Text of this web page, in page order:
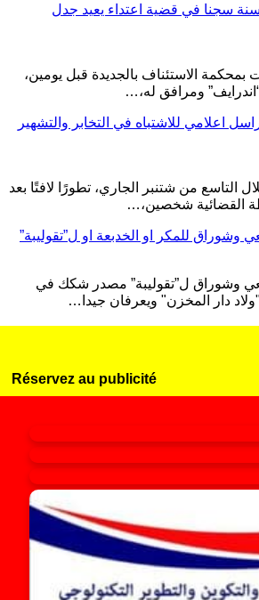
إدانة سائق إندرايف بـ15 سنة سجنا في قضية اعتداء يعيد جدل
بمحكمة الاستئناف بالجديدة قبل يومين،
ومرافق له،…
اعلامي للاشتباه في التخابر والتشهير
من شتنبر الجاري، تطورًا لافتًا بعد
القضائية شخصين،…
وشوراق للمكر او الخدبعة او ل”تقوليبة”
وشوراق ل”تقوليبة” مصدر شكك في
"ولاد دار المخزن" ويعرفان جيدا…
Réservez au publicité